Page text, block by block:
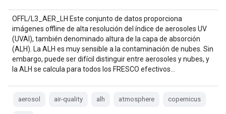
OFFL/L3_AER_LH Este conjunto de datos proporciona
imágenes offline de alta resolución del índice de aerosoles UV
(UVAI), también denominado altura de la capa de absorción
(ALH). La ALH es muy sensible a la contaminación de nubes. Sin
embargo, puede ser difícil distinguir entre aerosoles y nubes, y
la ALH se calcula para todos los FRESCO efectivos…
aerosol air-quality alh atmosphere copernicus